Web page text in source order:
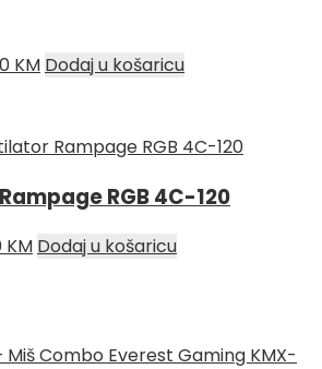
KMTrenutna
23,00 KM.
Dodaj u košaricu
RGB 4C-120
KM.
KMTrenutna
Dodaj u košaricu